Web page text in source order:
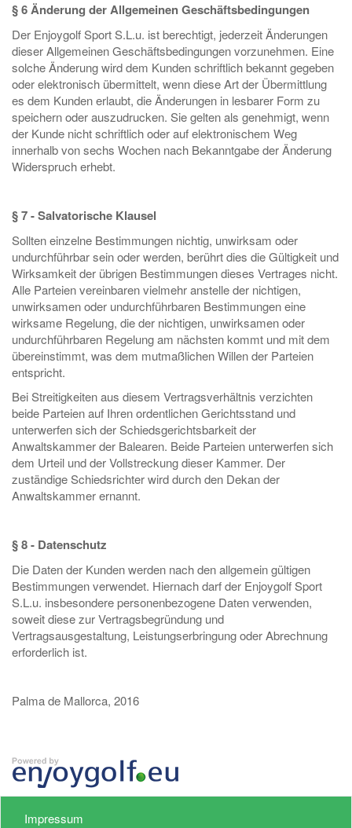
§ 6 Änderung der Allgemeinen Geschäftsbedingungen
Der Enjoygolf Sport S.L.u. ist berechtigt, jederzeit Änderungen
dieser Allgemeinen Geschäftsbedingungen vorzunehmen. Eine
solche Änderung wird dem Kunden schriftlich bekannt gegeben
oder elektronisch übermittelt, wenn diese Art der Übermittlung
es dem Kunden erlaubt, die Änderungen in lesbarer Form zu
speichern oder auszudrucken. Sie gelten als genehmigt, wenn
der Kunde nicht schriftlich oder auf elektronischem Weg
innerhalb von sechs Wochen nach Bekanntgabe der Änderung
Widerspruch erhebt.
§ 7 - Salvatorische Klausel
Sollten einzelne Bestimmungen nichtig, unwirksam oder
undurchführbar sein oder werden, berührt dies die Gültigkeit und
Wirksamkeit der übrigen Bestimmungen dieses Vertrages nicht.
Alle Parteien vereinbaren vielmehr anstelle der nichtigen,
unwirksamen oder undurchführbaren Bestimmungen eine
wirksame Regelung, die der nichtigen, unwirksamen oder
undurchführbaren Regelung am nächsten kommt und mit dem
übereinstimmt, was dem mutmaßlichen Willen der Parteien
entspricht.
Bei Streitigkeiten aus diesem Vertragsverhältnis verzichten
beide Parteien auf Ihren ordentlichen Gerichtsstand und
unterwerfen sich der Schiedsgerichtsbarkeit der
Anwaltskammer der Balearen. Beide Parteien unterwerfen sich
dem Urteil und der Vollstreckung dieser Kammer. Der
zuständige Schiedsrichter wird durch den Dekan der
Anwaltskammer ernannt.
§ 8 - Datenschutz
Die Daten der Kunden werden nach den allgemein gültigen
Bestimmungen verwendet. Hiernach darf der Enjoygolf Sport
S.L.u. insbesondere personenbezogene Daten verwenden,
soweit diese zur Vertragsbegründung und
Vertragsausgestaltung, Leistungserbringung oder Abrechnung
erforderlich ist.
Palma de Mallorca, 2016
Impressum